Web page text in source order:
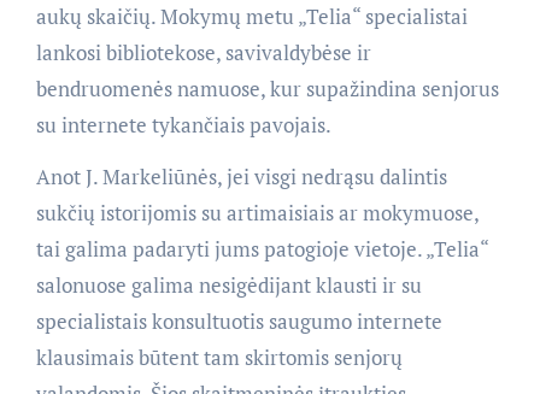
aukų skaičių. Mokymų metu „Telia“ specialistai
lankosi bibliotekose, savivaldybėse ir
bendruomenės namuose, kur supažindina senjorus
su internete tykančiais pavojais.
Anot J. Markeliūnės, jei visgi nedrąsu dalintis
sukčių istorijomis su artimaisiais ar mokymuose,
tai galima padaryti jums patogioje vietoje. „Telia“
salonuose galima nesigėdijant klausti ir su
specialistais konsultuotis saugumo internete
klausimais būtent tam skirtomis senjorų